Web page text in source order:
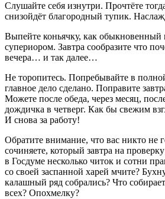
Слушайте себя изнутри. Прочтёте
снизойдёт благородный тупик.
Выпейте коньячку, как обыкновенный
супериором. Завтра сообразите что
вечера… и так далее…
Не торопитесь. Попребывайте в
главное дело сделано. Поправите
Можете после обеда, через месяц,
дождичка в четверг. Как бы свежим
И снова за работу!
Обратите внимание, что вас никто не
сочиняете, который завтра на
в Госдуме несколько читок и сотни
со своей заспанной харей мчите?
калашный ряд собрались? Что
всех? Опохмелку?